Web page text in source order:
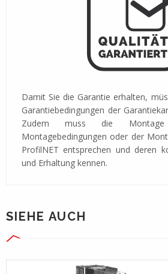
Damit Sie die Garantie erhalten,
Garantiebedingungen der
Zudem muss die
Montagebedingungen oder der
ProfilNET entsprechen und deren
und Erhaltung kennen.
SIEHE AUCH